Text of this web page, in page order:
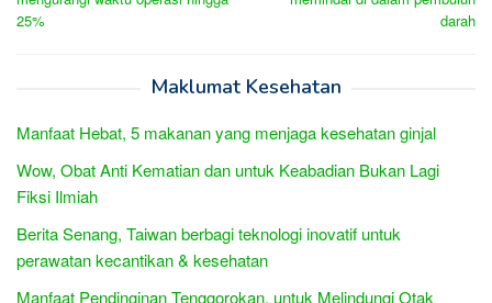
25%
darah
Maklumat Kesehatan
Manfaat Hebat, 5 makanan yang menjaga kesehatan ginjal
Wow, Obat Anti Kematian dan untuk Keabadian Bukan Lagi
Fiksi Ilmiah
Berita Senang, Taiwan berbagi teknologi inovatif untuk
perawatan kecantikan & kesehatan
Manfaat Pendinginan Tenggorokan, untuk Melindungi Otak